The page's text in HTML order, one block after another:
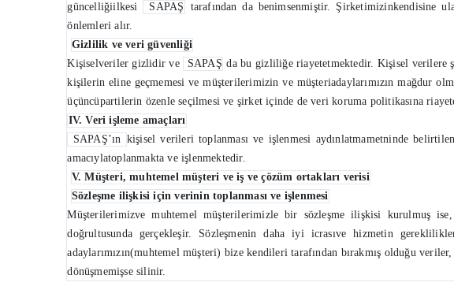
güncelliğiilkesi
SAPAŞ
tarafından da benimsenmiştir. Şirketimizinkendisine
önlemleri alır.
Gizlilik ve veri güvenliği
Kişiselveriler gizlidir ve
SAPAŞ da bu gizliliğe riayetetmektedir. Kişisel
kişilerin eline geçmemesi ve müşterilerimizin ve müşteriadaylarımızın mağdur
üçüncüpartilerin özenle seçilmesi ve şirket içinde de veri koruma politikasına
IV. Veri işleme amaçları
SAPAŞ’ın kişisel verileri toplanması ve işlenmesi aydınlatmametninde
amacıylatoplanmakta ve işlenmektedir.
V. Müşteri, muhtemel müşteri ve iş ve çözüm ortakları verisi
Sözleşme ilişkisi için verinin toplanması ve işlenmesi
Müşterilerimizve muhtemel müşterilerimizle bir sözleşme ilişkisi kurulmuş ise,
doğrultusunda gerçekleşir. Sözleşmenin daha iyi icrasıve hizmetin
adaylarımızın(muhtemel müşteri) bize kendileri tarafından bırakmış olduğu
dönüşmemişse silinir.